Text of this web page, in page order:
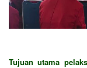
Tujuan utama